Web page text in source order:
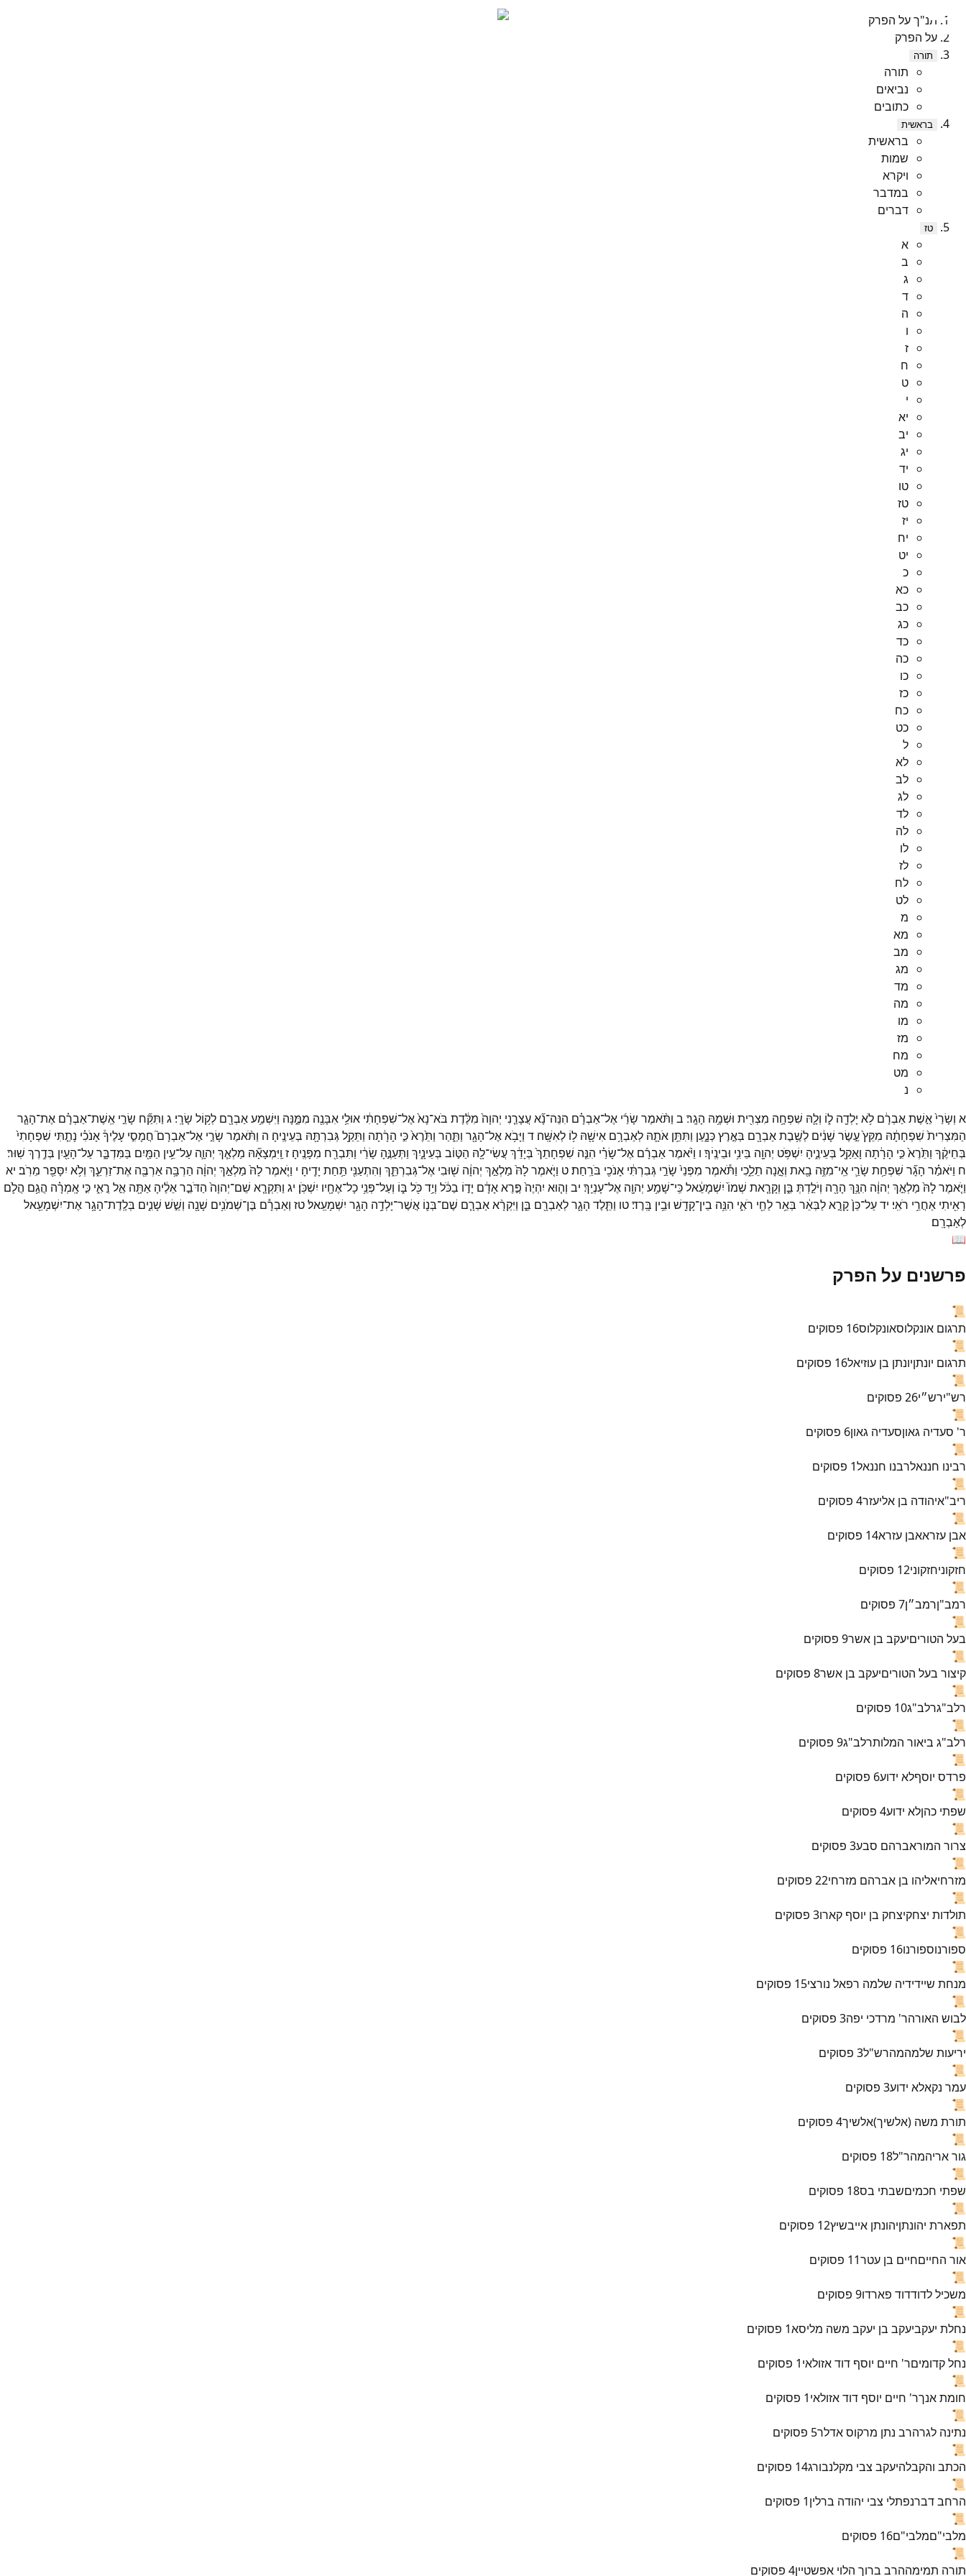
תנ"ך על הפרק
על הפרק
תורה
תורה
נביאים
כתובים
בראשית
בראשית
שמות
ויקרא
במדבר
דברים
טז
א
ב
ג
ד
ה
ו
ז
ח
ט
י
יא
יב
יג
יד
טו
טז
יז
יח
יט
כ
כא
כב
כג
כד
כה
כו
כז
כח
כט
ל
לא
לב
לג
לד
לה
לו
לז
לח
לט
מ
מא
מב
מג
מד
מה
מו
מז
מח
מט
נ
א וְשָׂרַי֙אֵ֣שֶׁתאַבְרָ֔ם לֹ֥א יָלְדָ֖ה ל֑וֹ וְלָ֛הּ שִׁפְחָ֥ה מִצְרִ֖ית וּשְׁמָ֥הּ הָגָֽר׃ ב וַתֹּ֨אמֶר שָׂרַ֜י אֶל־אַבְרָ֗ם הִנֵּה־נָ֞אעֲצָרַ֤נִי יְהוָה֙ מִלֶּ֔דֶת בֹּא־נָא֙אֶל־שִׁפְחָתִ֔י אוּלַ֥י אִבָּנֶ֖ה מִמֶּ֑נָּה וַיִּשְׁמַ֥עאַבְרָ֖ם לְק֥וֹל שָׂרָֽי׃ ג וַתִּקַּ֞ח שָׂרַ֣י אֵֽשֶׁת־אַבְרָ֗ם אֶת־הָגָ֤ר
הַמִּצְרִית֙ שִׁפְחָתָ֔הּ מִקֵּץ֙עֶ֣שֶׂר שָׁנִ֔ים לְשֶׁ֥בֶתאַבְרָ֖ם בְּאֶ֣רֶץכְּנָ֑עַן וַתִּתֵּ֥ן אֹתָ֛הּ לְאַבְרָ֥ם אִישָׁ֖הּ ל֥וֹ לְאִשָּֽׁה׃ ד וַיָּבֹ֥אאֶל־הָגָ֖ר וַתַּ֑הַר וַתֵּ֙רֶא֙כִּ֣י הָרָ֔תָה וַתֵּקַ֥לגְּבִרְתָּ֖הּ בְּעֵינֶֽיהָ׃ ה וַתֹּ֨אמֶר שָׂרַ֣י אֶל־אַבְרָם֮ חֲמָסִ֣י עָלֶיךָ֒אָנֹכִ֗י נָתַ֤תִּי שִׁפְחָתִי֙
בְּחֵיקֶ֔ךָ וַתֵּ֙רֶא֙כִּ֣י הָרָ֔תָה וָאֵקַ֖ל בְּעֵינֶ֑יהָ יִשְׁפֹּ֥ט יְהוָ֖ה בֵּינִ֥י וּבֵינֶֽיׄךָ׃ ו וַיֹּ֨אמֶראַבְרָ֜ם אֶל־שָׂרַ֗י הִנֵּ֤ה שִׁפְחָתֵךְ֙ בְּיָדֵ֔ךְעֲשִׂי־לָ֖הּ הַטּ֣וֹב בְּעֵינָ֑יִךְ וַתְּעַנֶּ֣הָ שָׂרַ֔י וַתִּבְרַ֖ח מִפָּנֶֽיהָ׃ ז וַֽיִּמְצָאָ֞הּ מַלְאַ֧ךְ יְהוָ֛ה עַל־עֵ֥ין הַמַּ֖יִם בַּמִּדְבָּ֑רעַל־הָעַ֖יִן בְּדֶ֥רֶךְ שֽׁוּר׃
ח וַיֹּאמַ֗ר הָגָ֞ר שִׁפְחַ֥ת שָׂרַ֛י אֵֽי־מִזֶּ֥ה בָ֖את וְאָ֣נָה תֵלֵ֑כִי וַתֹּ֕אמֶר מִפְּנֵי֙ שָׂרַ֣י גְּבִרְתִּ֔י אָנֹכִ֖י בֹּרַֽחַת׃ט וַיֹּ֤אמֶרלָהּ֙ מַלְאַ֣ךְ יְהוָ֔ה שׁ֖וּבִי אֶל־גְּבִרְתֵּ֑ךְ וְהִתְעַנִּ֖י תַּ֥חַת יָדֶֽיהָ׃ י וַיֹּ֤אמֶרלָהּ֙ מַלְאַ֣ךְ יְהוָ֔ה הַרְבָּ֥ה אַרְבֶּ֖ה אֶת־זַרְעֵ֑ךְ וְלֹ֥א יִסָּפֵ֖ר מֵרֹֽב׃ יא
וַיֹּ֤אמֶרלָהּ֙ מַלְאַ֣ךְ יְהוָ֔ה הִנָּ֥ךְ הָרָ֖ה וְיֹלַ֣דְתְּ בֵּ֑ן וְקָרָ֤את שְׁמוֹ֙ יִשְׁמָעֵ֔אלכִּֽי־שָׁמַ֥ע יְהוָ֖ה אֶל־עָנְיֵֽךְ׃ יב וְה֤וּא יִהְיֶה֙ פֶּ֣רֶאאָדָ֔ם יָד֣וֹ בַכֹּ֔ל וְיַ֥דכֹּ֖ל בּ֑וֹ וְעַל־פְּנֵ֥י כָל־אֶחָ֖יו יִשְׁכֹּֽן׃ יג וַתִּקְרָ֤א שֵׁם־יְהוָה֙ הַדֹּבֵ֣ראֵלֶ֔יהָ אַתָּ֖ה אֵ֣ל רֳאִ֑י כִּ֣י אָֽמְרָ֗ה הֲגַ֥ם הֲלֹ֛ם
רָאִ֖יתִי אַחֲרֵ֥י רֹאִֽי׃ ידעַל־כֵּן֙קָרָ֣אלַבְּאֵ֔ר בְּאֵ֥רלַחַ֖י רֹאִ֑י הִנֵּ֥ה בֵין־קָדֵ֖שׁ וּבֵ֥ין בָּֽרֶד׃טו וַתֵּ֧לֶד הָגָ֛רלְאַבְרָ֖ם בֵּ֑ן וַיִּקְרָ֨אאַבְרָ֧ם שֶׁם־בְּנ֛וֹ אֲשֶׁר־יָלְדָ֥ה הָגָ֖ר יִשְׁמָעֵֽאל׃טז וְאַבְרָ֕ם בֶּן־שְׁמֹנִ֥ים שָׁנָ֖ה וְשֵׁ֣שׁ שָׁנִ֑ים בְּלֶֽדֶת־הָגָ֥ראֶת־יִשְׁמָעֵ֖אל
לְאַבְרָֽם׃
📖
פרשנים על הפרק
📜
תרגום אונקלוסאונקלוס16 פסוקים
📜
תרגום יונתןיונתן בן עוזיאל16 פסוקים
📜
רש"ירש״י26 פסוקים
📜
ר' סעדיה גאוןסעדיה גאון6 פסוקים
📜
רבינו חננאלרבנו חננאל1 פסוקים
📜
ריב"איהודה בן אליעזר4 פסוקים
📜
אבן עזראאבן עזרא14 פסוקים
📜
חזקוניחזקוני12 פסוקים
📜
רמב"ןרמב״ן7 פסוקים
📜
בעל הטוריםיעקב בן אשר9 פסוקים
📜
קיצור בעל הטוריםיעקב בן אשר8 פסוקים
📜
רלב"גרלב"ג10 פסוקים
📜
רלב"ג ביאור המלותרלב"ג9 פסוקים
📜
פרדס יוסףלא ידוע6 פסוקים
📜
שפתי כהןלא ידוע4 פסוקים
📜
צרור המוראברהם סבע3 פסוקים
📜
מזרחיאליהו בן אברהם מזרחי22 פסוקים
📜
תולדות יצחקיצחק בן יוסף קארו3 פסוקים
📜
ספורנוספורנו16 פסוקים
📜
מנחת שיידידיה שלמה רפאל נורצי15 פסוקים
📜
לבוש האורהר' מרדכי יפה3 פסוקים
📜
יריעות שלמהמהרש"ל3 פסוקים
📜
עמר נקאלא ידוע3 פסוקים
📜
תורת משה (אלשיך)אלשיך4 פסוקים
📜
גור אריהמהר"ל18 פסוקים
📜
שפתי חכמיםשבתי בס18 פסוקים
📜
תפארת יהונתןיהונתן אייבשיץ12 פסוקים
📜
אור החייםחיים בן עטר11 פסוקים
📜
משכיל לדודדוד פארדו9 פסוקים
📜
נחלת יעקביעקב בן יעקב משה מליסא1 פסוקים
📜
נחל קדומיםר' חיים יוסף דוד אזולאי1 פסוקים
📜
חומת אנךר' חיים יוסף דוד אזולאי1 פסוקים
📜
נתינה לגרהרב נתן מרקוס אדלר5 פסוקים
📜
הכתב והקבלהיעקב צבי מקלנבורג14 פסוקים
📜
הרחב דברנפתלי צבי יהודה ברלין1 פסוקים
📜
מלבי"םמלבי"ם16 פסוקים
📜
תורה תמימההרב ברוך הלוי אפשטיין4 פסוקים